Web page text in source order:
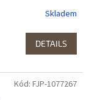
Skladem
DETAILS
Kód: FJP-1077267